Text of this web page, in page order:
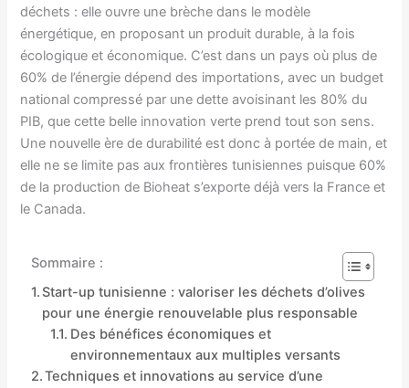
déchets : elle ouvre une brèche dans le modèle
énergétique, en proposant un produit durable, à la fois
écologique et économique. C’est dans un pays où plus de
60% de l’énergie dépend des importations, avec un budget
national compressé par une dette avoisinant les 80% du
PIB, que cette belle innovation verte prend tout son sens.
Une nouvelle ère de durabilité est donc à portée de main, et
elle ne se limite pas aux frontières tunisiennes puisque 60%
de la production de Bioheat s’exporte déjà vers la France et
le Canada.
Sommaire :
Start-up tunisienne : valoriser les déchets d’olives
pour une énergie renouvelable plus responsable
Des bénéfices économiques et
environnementaux aux multiples versants
Techniques et innovations au service d’une